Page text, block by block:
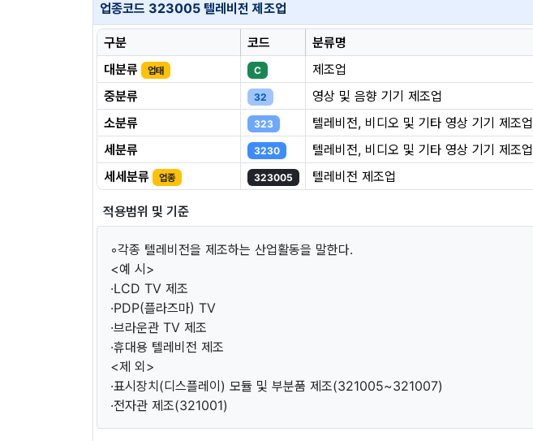
업종코드 323005 텔레비전 제조업
구분 코드
분류명
대분류
업태 C
제조업
중분류
32
영상 및 음향 기기 제조업
소분류
323
텔레비전, 비디오 및 기타 영상 기기 제조업
세분류
3230
텔레비전, 비디오 및 기타 영상 기기 제조업
세세분류
업종 323005 텔레비전 제조업
적용범위 및 기준
◦각종 텔레비전을 제조하는 산업활동을 말한다.
<예 시>
·LCD TV 제조
·PDP(플라즈마) TV
·브라운관 TV 제조
·휴대용 텔레비전 제조
<제 외>
·표시장치(디스플레이) 모듈 및 부분품 제조(321005~321007)
·전자관 제조(321001)